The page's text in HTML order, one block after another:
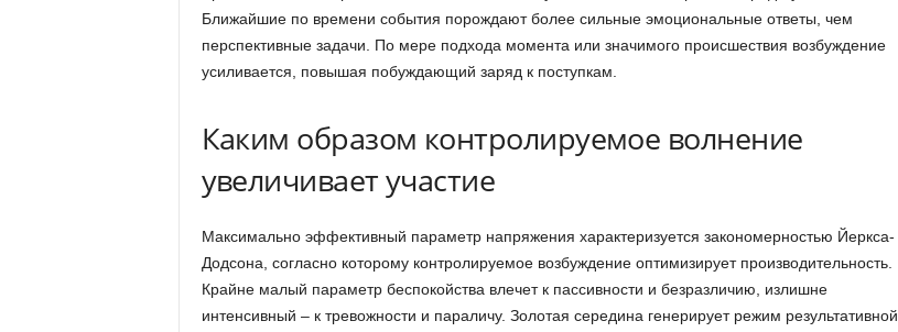
Ближайшие по времени события порождают более сильные эмоциональные ответы, чем
перспективные задачи. По мере подхода момента или значимого происшествия возбуждение
усиливается, повышая побуждающий заряд к поступкам.
Каким образом контролируемое волнение
увеличивает участие
Максимально эффективный параметр напряжения характеризуется закономерностью Йеркса-
Додсона, согласно которому контролируемое возбуждение оптимизирует производительность.
Крайне малый параметр беспокойства влечет к пассивности и безразличию, излишне
интенсивный – к тревожности и параличу. Золотая середина генерирует режим результативной